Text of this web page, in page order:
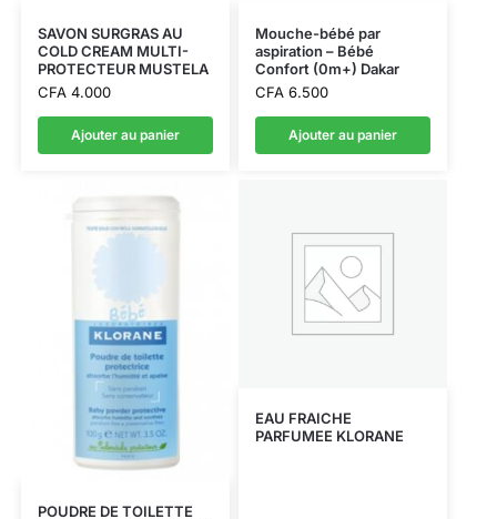
SAVON SURGRAS AU
COLD CREAM MULTI-
PROTECTEUR MUSTELA
CFA4.000
Ajouter au panier
Mouche-bébé par
aspiration – Bébé
Confort (0m+) Dakar
CFA6.500
Ajouter au panier
POUDRE DE TOILETTE
EAU FRAICHE
PARFUMEE KLORANE